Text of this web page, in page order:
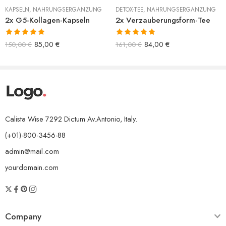
KAPSELN, NAHRUNGSERGÄNZUNG
2x G5-Kollagen-Kapseln
Bewertet mit
5.00von 5
150,00€ 85,00 €
DETOX-TEE, NAHRUNGSERGÄNZUNG
2x Verzauberungsform-Tee
Bewertet mit
5.00von 5
161,00€ 84,00 €
Calista Wise 7292 Dictum Av.Antonio, Italy.
(+01)-800-3456-88
admin@mail.com
yourdomain.com
Company